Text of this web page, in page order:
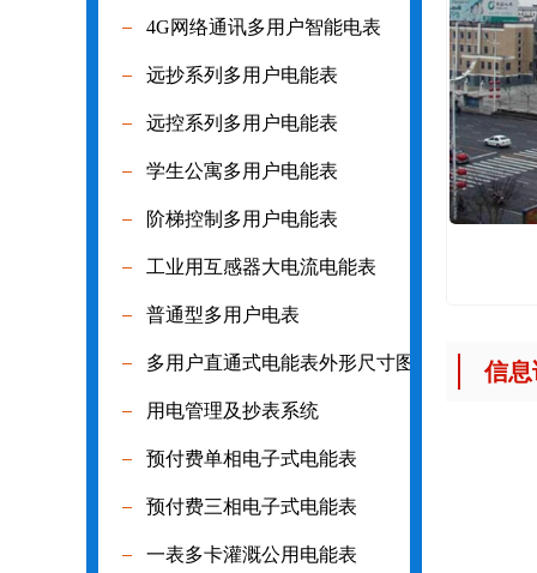
4G网络通讯多用户智能电表 4G网络通讯
远抄系列多用户电能表 远抄系列多
远控系列多用户电能表 远控系列多
学生公寓多用户电能表 学生公寓多
阶梯控制多用户电能表 阶梯控制多
工业用互感器大电流电能表
普通型多用户电表
多用户直通式电能表外形尺寸图 多用户直通
用电管理及抄表系统
预付费单相电子式电能表
预付费三相电子式电能表
一表多卡灌溉公用电能表
信